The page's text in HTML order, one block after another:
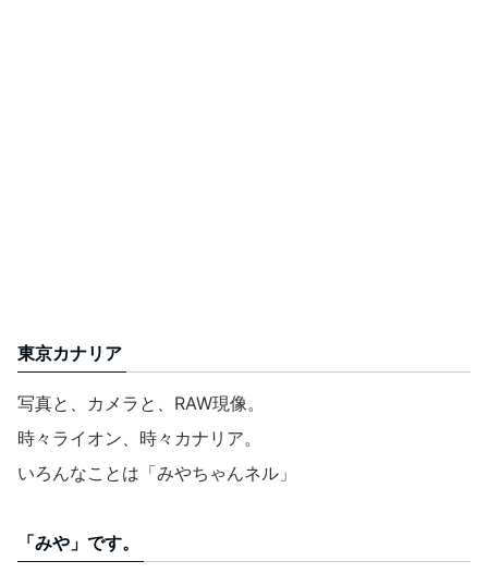
東京カナリア
写真と、カメラと、RAW現像。
時々ライオン、時々カナリア。
いろんなことは「みやちゃんネル」
「みや」です。